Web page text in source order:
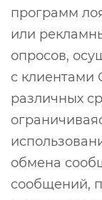
программ
или
опросов,
с
различных
обмена
сообщений,